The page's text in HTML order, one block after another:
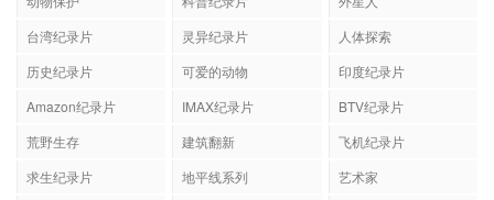
台湾纪录片
灵异纪录片
人体探索
历史纪录片
可爱的动物
印度纪录片
Amazon纪录片
IMAX纪录片
BTV纪录片
荒野生存
建筑翻新
飞机纪录片
求生纪录片
地平线系列
艺术家